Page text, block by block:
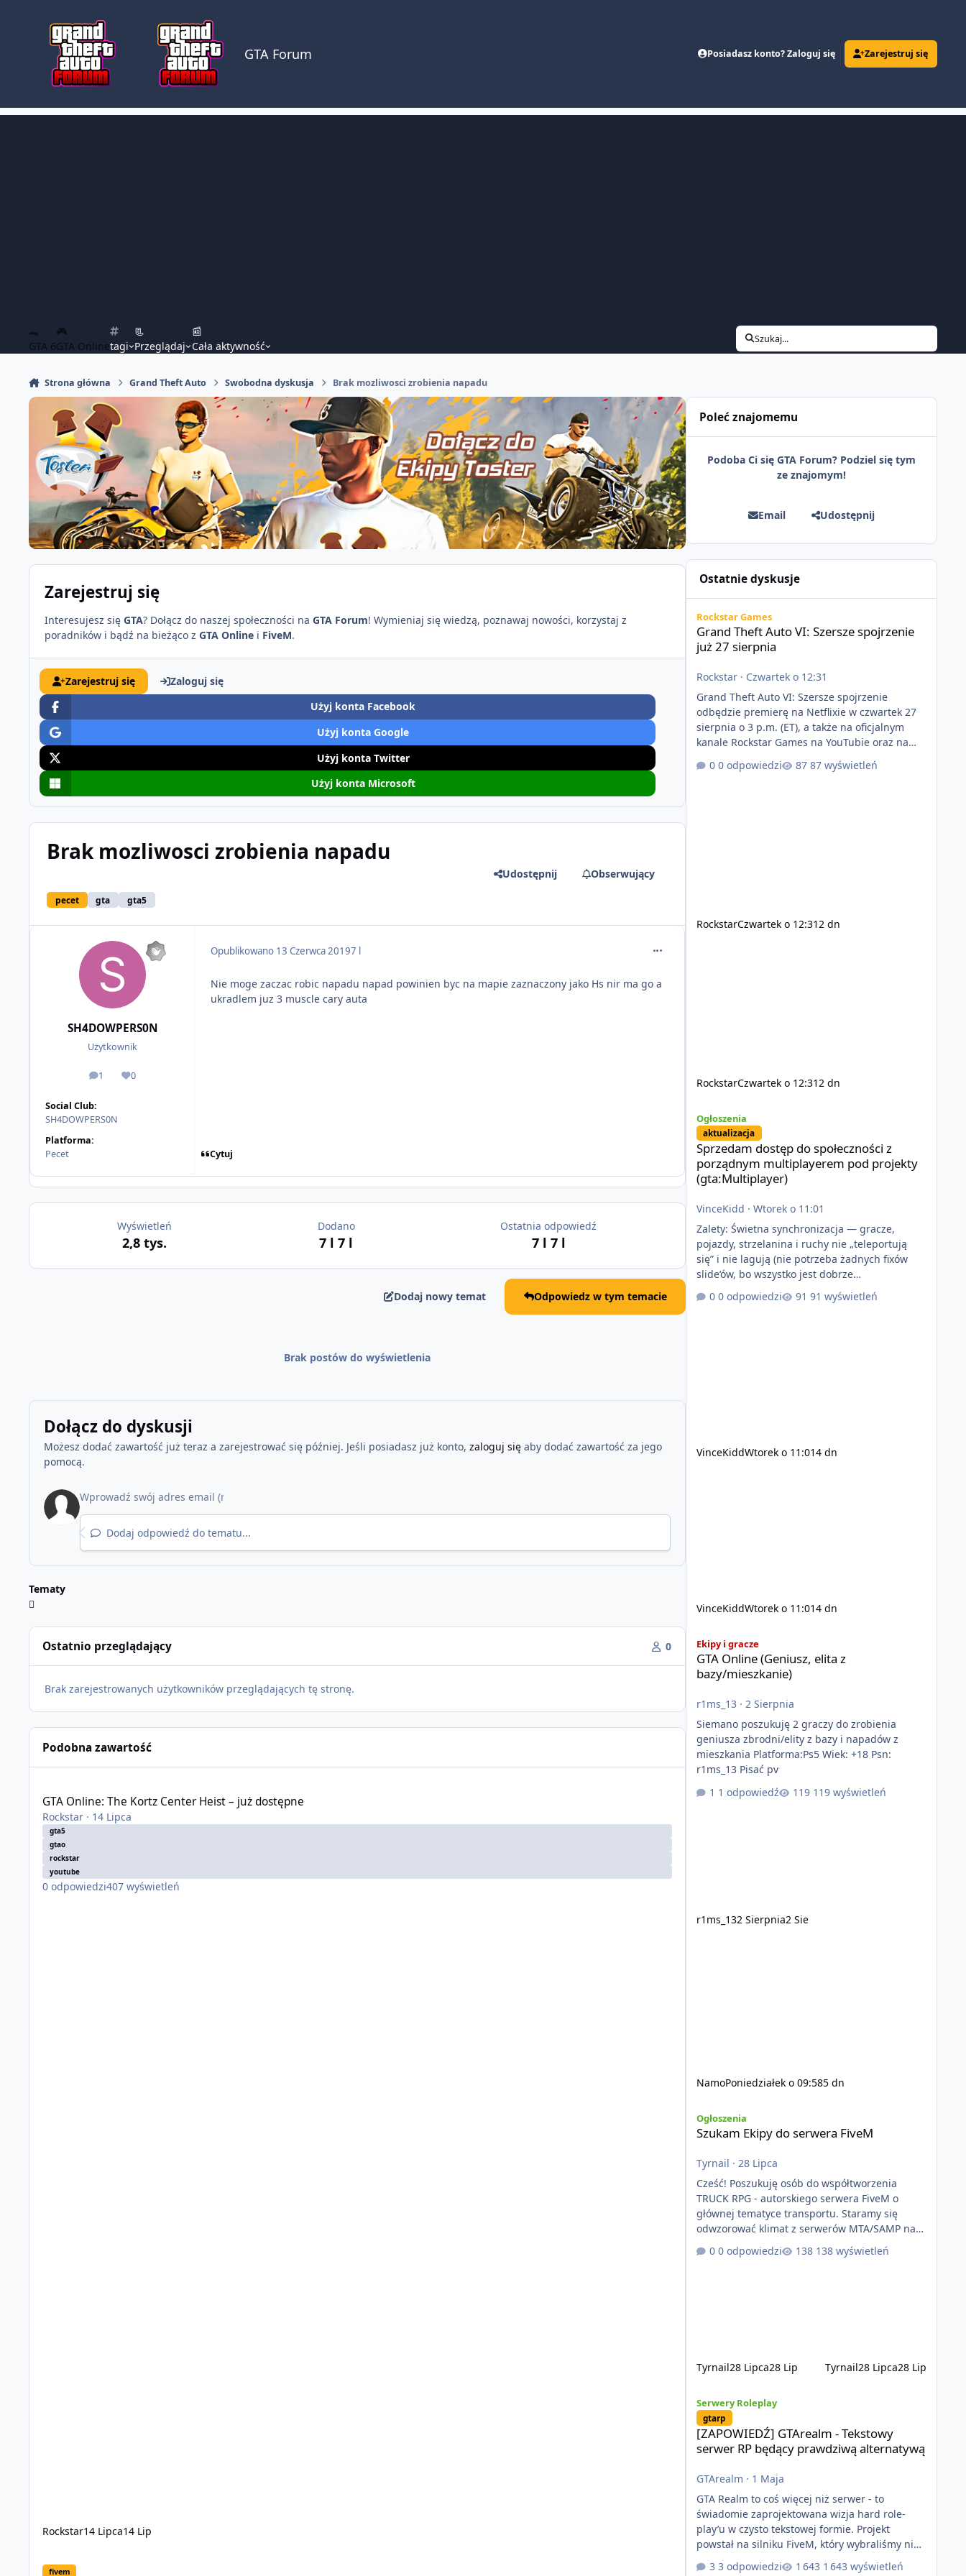
GTA Forum Posiadasz konto? Zaloguj się Zarejestruj się
🐊
GTA 6
🎮
GTA Onlinetagi
📃
Przeglądaj
📰
Cała aktywność
Szukaj...
Strona główna Grand Theft Auto Swobodna dyskusja Brak mozliwosci zrobienia napadu
Zarejestruj się
Interesujesz się GTA? Dołącz do naszej społeczności na GTA Forum! Wymieniaj się wiedzą, poznawaj nowości, korzystaj z
poradników i bądź na bieżąco z GTA Online i FiveM.
Zarejestruj się
Zaloguj się
Użyj konta Facebook
Użyj konta Google
Użyj konta Twitter
Użyj konta Microsoft
Brak mozliwosci zrobienia napadu
pecet gta gta5
Udostępnij Obserwujący
SH4DOWPERS0N
Użytkownik
1
odpowiedzi
0
Reputacja
Social Club:
SH4DOWPERS0N
Platforma:
Pecet
Opublikowano 13 Czerwca 20197 l comment_52127
Nie moge zaczac robic napadu napad powinien byc na mapie zaznaczony jako Hs nir ma go a
ukradlem juz 3 muscle cary auta
Cytuj
Wyświetleń
2,8 tys.
Dodano
7 l7 l
Ostatnia odpowiedź
7 l 7 l
Dodaj nowy temat Odpowiedz w tym temacie
Brak postów do wyświetlenia
Dołącz do dyskusji
Możesz dodać zawartość już teraz a zarejestrować się później. Jeśli posiadasz już konto, zaloguj sięaby dodać zawartość za jego
pomocą.
Dodaj odpowiedź do tematu...
Tematy
Ostatnio przeglądający 0
Brak zarejestrowanych użytkowników przeglądających tę stronę.
Podobna zawartość
GTA Online: The Kortz Center Heist – już dostępne
Rockstar · 14 Lipca
gta5
gtao
rockstar
youtube
0 odpowiedzi407 wyświetleń
Rockstar14 Lipca14 Lip
fivem
Poleć znajomemu
Podoba Ci się GTA Forum? Podziel się tym
ze znajomym!
Email Udostępnij
Ostatnie dyskusje
Rockstar Games
Grand Theft Auto VI: Szersze spojrzenie
już 27 sierpnia
Rockstar· Czwartek o 12:31
Grand Theft Auto VI: Szersze spojrzenie
odbędzie premierę na Netflixie w czwartek 27
sierpnia o 3 p.m. (ET), a także na oficjalnym
kanale Rockstar Games na YouTubie oraz na
stronie Grand Theft Auto VI o 9 p.m. (ET) 27
sierpnia. https://netflix.com/GTAVI Grand Theft
0 odpowiedzi 87 wyświetleń
RockstarCzwartek o 12:312 dn
RockstarCzwartek o 12:312 dn
Ogłoszenia
aktualizacja
Sprzedam dostęp do społeczności z
porządnym multiplayerem pod projekty
(gta:Multiplayer)
VinceKidd · Wtorek o 11:01
Zalety: Świetna synchronizacja — gracze,
pojazdy, strzelanina i ruchy nie „teleportują
się” i nie lagują (nie potrzeba żadnych fixów
slide’ów, bo wszystko jest dobrze
zsynchronizowane i działa stabilnie) Ładne
wejście do gry + solidny antycheat na poziomie
0 odpowiedzi 91 wyświetleń
VinceKiddWtorek o 11:014 dn
VinceKiddWtorek o 11:014 dn
GTA Online (Geniusz, elita z bazy/mieszkanie)
Ekipy i gracze
GTA Online (Geniusz, elita z
bazy/mieszkanie)
r1ms_13 · 2 Sierpnia
Siemano poszukuję 2 graczy do zrobienia
geniusza zbrodni/elity z bazy i napadów z
mieszkania Platforma:Ps5 Wiek: +18 Psn:
r1ms_13 Pisać pv
1 odpowiedź
119 wyświetleń
r1ms_132 Sierpnia2 Sie
NamoPoniedziałek o 09:585 dn
Ogłoszenia
Szukam Ekipy do serwera FiveM
Tyrnail · 28 Lipca
Cześć! Poszukuję osób do współtworzenia
TRUCK RPG - autorskiego serwera FiveM o
głównej tematyce transportu. Staramy się
odwzorować klimat z serwerów MTA/SAMP na
platformie FIveM. Oczywiście nie zabraknie
kontentu dla graczy którzy chcą robić coś
0 odpowiedzi 138 wyświetleń
Tyrnail28 Lipca28 Lip Tyrnail28 Lipca28 Lip
Serwery Roleplay
gtarp
[ZAPOWIEDŹ] GTArealm - Tekstowy
serwer RP będący prawdziwą alternatywą
GTArealm · 1 Maja
GTA Realm to coś więcej niż serwer - to
świadomie zaprojektowana wizja hard role-
play’u w czysto tekstowej formie. Projekt
powstał na silniku FiveM, który wybraliśmy nie
bez powodu. To platforma oferująca ogromną
3 odpowiedzi 1 643 wyświetleń